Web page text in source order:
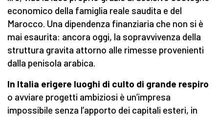
economico della famiglia reale saudita e del
Marocco. Una dipendenza finanziaria che non si è
mai esaurita: ancora oggi, la sopravvivenza della
struttura gravita attorno alle rimesse provenienti
dalla penisola arabica.
In Italia erigere luoghi di culto di grande respiro
o avviare progetti ambiziosi è un’impresa
impossibile senza l’apporto dei capitali esteri, in